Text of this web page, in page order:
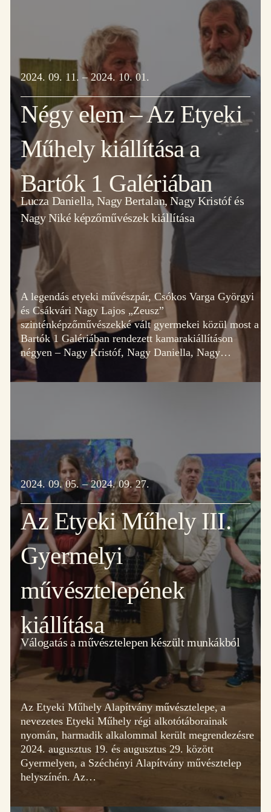
2024. 09. 11. – 2024. 10. 01.
Négy elem – Az Etyeki
Műhely kiállítása a
Bartók 1 Galériában
Lucza Daniella, Nagy Bertalan, Nagy Kristóf és
Nagy Niké képzőművészek kiállítása
A legendás etyeki művészpár, Csókos Varga Györgyi
és Csákvári Nagy Lajos „Zeusz”
szinténképzőművészekké vált gyermekei közül most a
Bartók 1 Galériában rendezett kamarakiállításon
négyen – Nagy Kristóf, Nagy Daniella, Nagy…
2024. 09. 05. – 2024. 09. 27.
Az Etyeki Műhely III.
Gyermelyi
művésztelepének
kiállítása
Válogatás a művésztelepen készült munkákból
Az Etyeki Műhely Alapítvány művésztelepe, a
nevezetes Etyeki Műhely régi alkotótáborainak
nyomán, harmadik alkalommal került megrendezésre
2024. augusztus 19. és augusztus 29. között
Gyermelyen, a Széchényi Alapítvány művésztelep
helyszínén. Az…